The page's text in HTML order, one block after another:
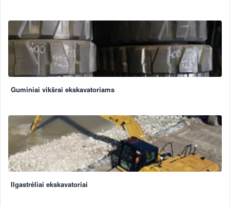
Guminiai vikšrai ekskavatoriams
Ilgastrėliai ekskavatoriai